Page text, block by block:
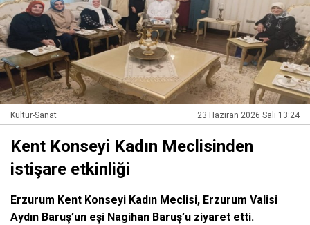
Kültür-Sanat 23 Haziran 2026 Salı 13:24
Kent Konseyi Kadın Meclisinden
istişare etkinliği
Erzurum Kent Konseyi Kadın Meclisi, Erzurum Valisi
Aydın Baruş’un eşi Nagihan Baruş’u ziyaret etti.